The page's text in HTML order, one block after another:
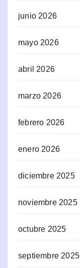
junio 2026
mayo 2026
abril 2026
marzo 2026
febrero 2026
enero 2026
diciembre 2025
noviembre 2025
octubre 2025
septiembre 2025